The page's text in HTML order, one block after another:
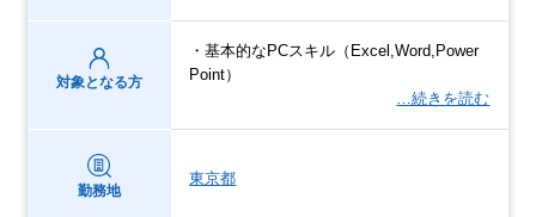
対象となる方
・基本的なPCスキル（Excel,Word,Power
Point）
…続きを読む
勤務地
東京都